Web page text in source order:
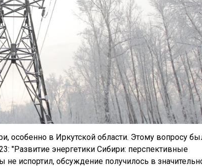
особенно в Иркутской области. Этому вопросу
"Развитие энергетики Сибири: перспективные
испортил, обсуждение получилось в